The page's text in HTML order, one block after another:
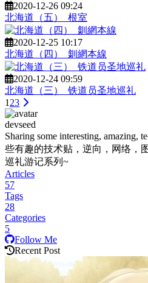
2020-12-26 09:24
北海道（五）_根室
2020-12-25 10:17
北海道（四）_釧網本線
2020-12-24 09:59
北海道（三）_铁道员圣地巡礼
1 23
devseed
Sharing some interesting, amazing,
些有趣的技术贴，逆向，网络，
巡礼游记系列~
Articles
57
Tags
28
Categories
5
Follow Me
Recent Post